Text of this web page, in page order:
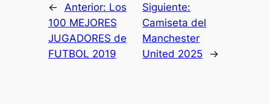
← Anterior: Los
100 MEJORES
JUGADORES de
FUTBOL 2019
Siguiente:
Camiseta del
Manchester
United 2025
→